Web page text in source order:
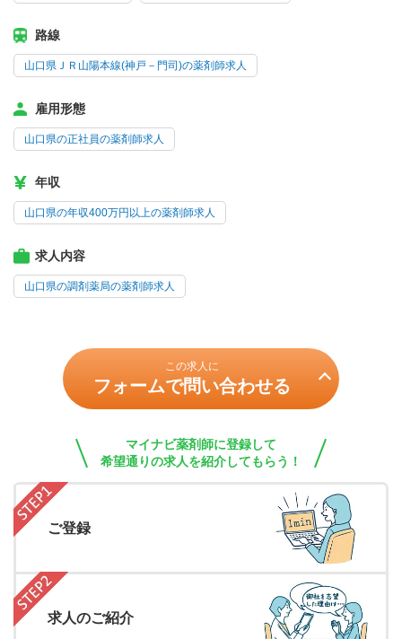
路線
山口県ＪＲ山陽本線(神戸－門司)の薬剤師求人
雇用形態
山口県の正社員の薬剤師求人
年収
山口県の年収400万円以上の薬剤師求人
求人内容
山口県の調剤薬局の薬剤師求人
この求人に
フォームで問い合わせる
マイナビ薬剤師に登録して
希望通りの求人を紹介してもらう！
ご登録
求人のご紹介